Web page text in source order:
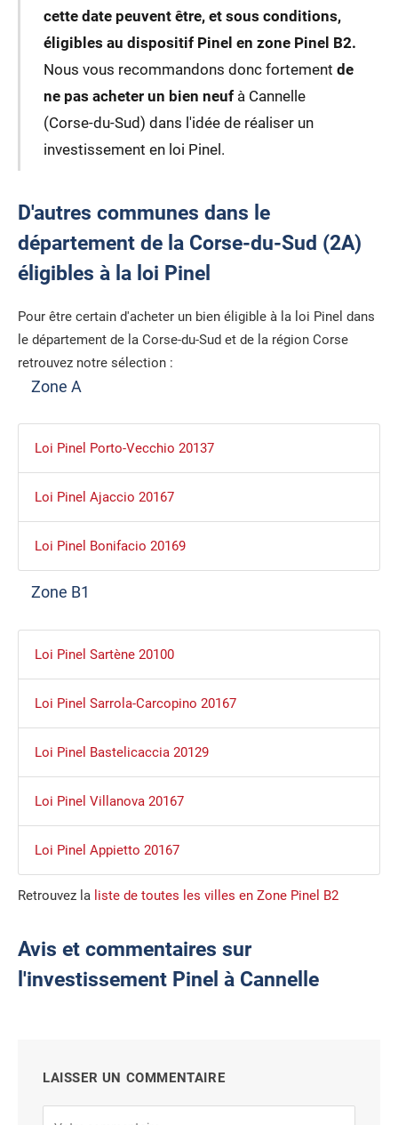
cette date peuvent être, et sous conditions,
éligibles au dispositif Pinel en zone Pinel B2.
Nous vous recommandons donc fortement de
ne pas acheter un bien neufà Cannelle
(Corse-du-Sud) dans l'idée de réaliser un
investissement en loi Pinel.
D'autres communes dans le
département de la Corse-du-Sud (2A)
éligibles à la loi Pinel
Pour être certain d'acheter un bien éligible à la loi Pinel dans
le département de la Corse-du-Sud et de la région Corse
retrouvez notre sélection :
Zone A
Loi Pinel Porto-Vecchio 20137
Loi Pinel Ajaccio 20167
Loi Pinel Bonifacio 20169
Zone B1
Loi Pinel Sartène 20100
Loi Pinel Sarrola-Carcopino 20167
Loi Pinel Bastelicaccia 20129
Loi Pinel Villanova 20167
Loi Pinel Appietto 20167
Retrouvez la liste de toutes les villes en Zone Pinel B2
Avis et commentaires sur
l'investissement Pinel à Cannelle
LAISSER UN COMMENTAIRE